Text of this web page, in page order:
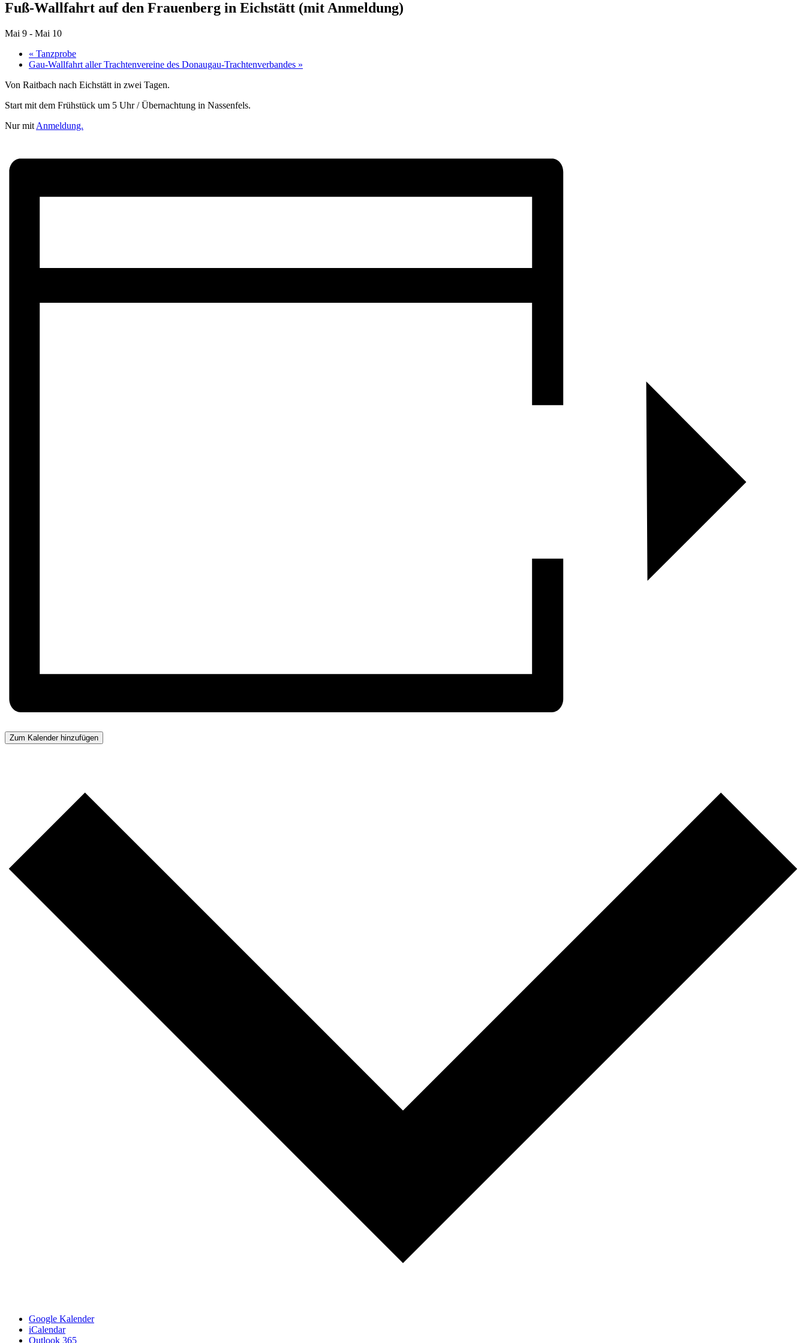
Fuß-Wallfahrt auf den Frauenberg in Eichstätt (mit Anmeldung)
Mai 9 - Mai 10
« Tanzprobe
Gau-Wallfahrt aller Trachtenvereine des Donaugau-Trachtenverbandes »
Von Raitbach nach Eichstätt in zwei Tagen.
Start mit dem Frühstück um 5 Uhr / Übernachtung in Nassenfels.
Nur mit Anmeldung.
Zum Kalender hinzufügen
Google Kalender
iCalendar
Outlook 365